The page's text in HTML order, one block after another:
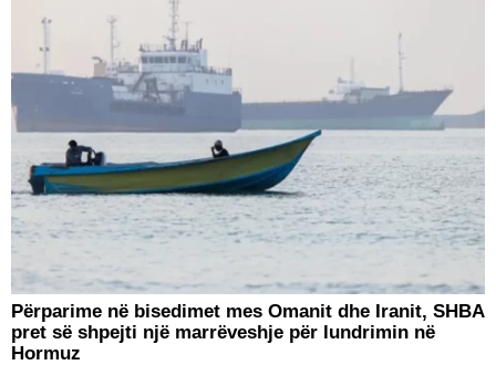
Përparime në bisedimet mes Omanit dhe Iranit, SHBA
pret së shpejti një marrëveshje për lundrimin në
Hormuz